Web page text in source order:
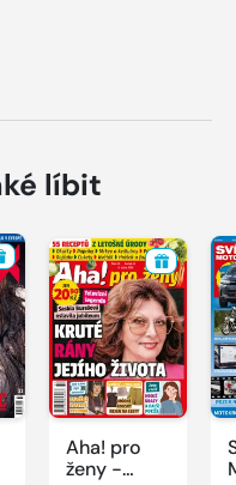
líbit
Aha! pro
ženy -